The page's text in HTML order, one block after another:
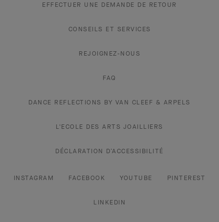
EFFECTUER UNE DEMANDE DE RETOUR
CONSEILS ET SERVICES
REJOIGNEZ-NOUS
FAQ
DANCE REFLECTIONS BY VAN CLEEF & ARPELS
L'ECOLE DES ARTS JOAILLIERS
DÉCLARATION D’ACCESSIBILITÉ
INSTAGRAM FACEBOOK YOUTUBE PINTEREST
LINKEDIN